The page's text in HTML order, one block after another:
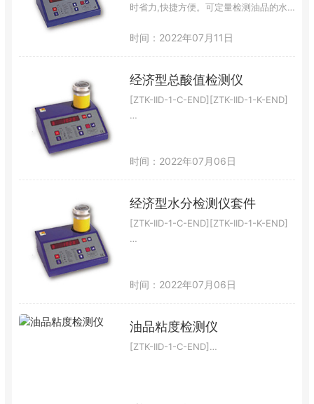
备净油机可以净化油品…
时省力,快捷方便。可定量检测油品的水
果。可定性分析油品的帖度,快速了解在
的油品检测需求选择较实用的组合,以节
省检测费用。操作简单,无需经过专业的
培训,适合非专业由品检测技术人员使
时间：2022年07月11日
经济型总酸值检测仪
[ZTK-IID-1-C-END][ZTK-IID-1-K-END]
…
时间：2022年07月06日
经济型水分检测仪套件
[ZTK-IID-1-C-END][ZTK-IID-1-K-END]
…
时间：2022年07月06日
油品粘度检测仪
[ZTK-IID-1-C-END]…